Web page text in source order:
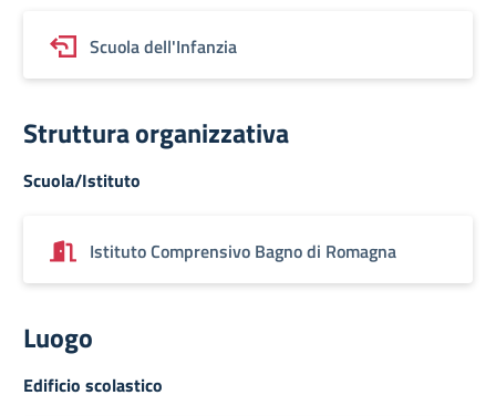
Scuola dell'Infanzia
Struttura organizzativa
Scuola/Istituto
Istituto Comprensivo Bagno di Romagna
Luogo
Edificio scolastico